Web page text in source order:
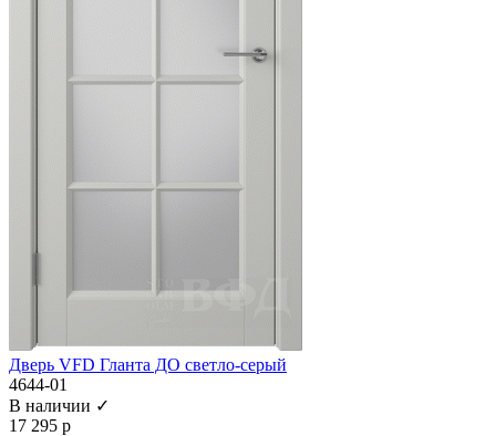
Дверь VFD Гланта ДО светло-серый
4644-01
В наличии ✓
17 295 р